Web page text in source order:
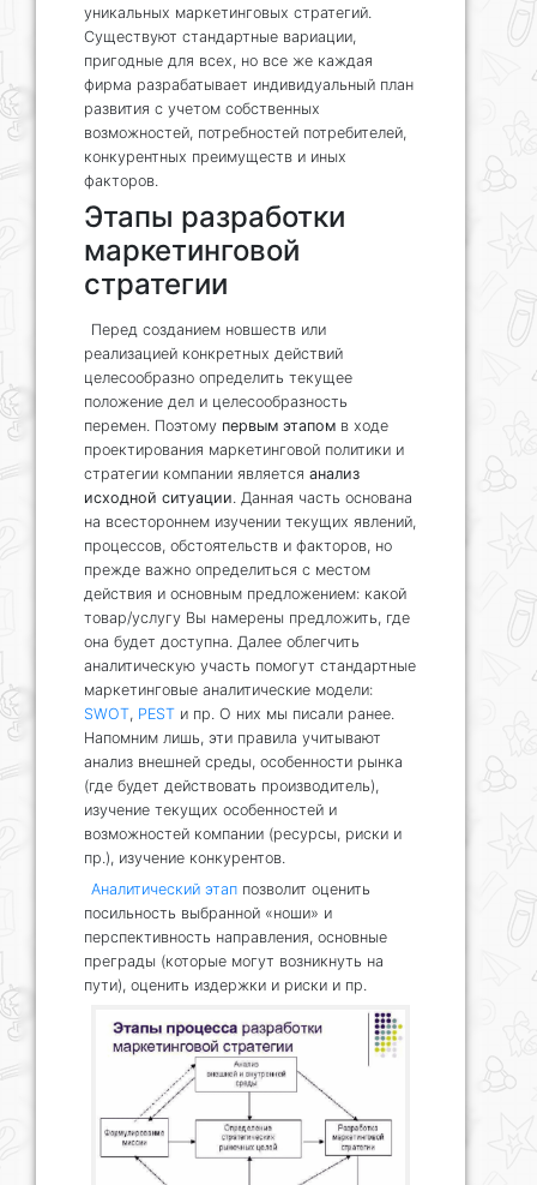
уникальных маркетинговых стратегий.
Существуют стандартные вариации,
пригодные для всех, но все же каждая
фирма разрабатывает индивидуальный план
развития с учетом собственных
возможностей, потребностей потребителей,
конкурентных преимуществ и иных
факторов.
Этапы разработки
маркетинговой
стратегии
Перед созданием новшеств или
реализацией конкретных действий
целесообразно определить текущее
положение дел и целесообразность
перемен. Поэтому первым этапом в ходе
проектирования маркетинговой политики и
стратегии компании является анализ
исходной ситуации . Данная часть основана
на всестороннем изучении текущих явлений,
процессов, обстоятельств и факторов, но
прежде важно определиться с местом
действия и основным предложением: какой
товар/услугу Вы намерены предложить, где
она будет доступна. Далее облегчить
аналитическую участь помогут стандартные
маркетинговые аналитические модели:
SWOT, PEST и пр. О них мы писали ранее.
Напомним лишь, эти правила учитывают
анализ внешней среды, особенности рынка
(где будет действовать производитель),
изучение текущих особенностей и
возможностей компании (ресурсы, риски и
пр.), изучение конкурентов.
Аналитический этап позволит оценить
посильность выбранной «ноши» и
перспективность направления, основные
преграды (которые могут возникнуть на
пути), оценить издержки и риски и пр.